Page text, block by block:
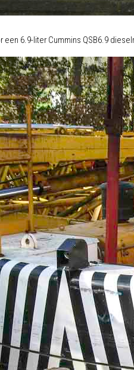
een 6.9-liter Cummins QSB6.9